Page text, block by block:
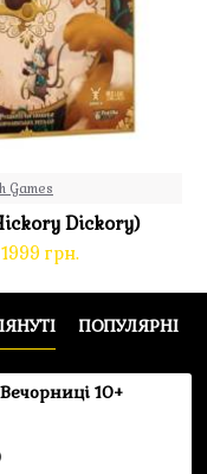
Games
Dickory)
1999 грн.
ПОПУЛЯРНІ
10+